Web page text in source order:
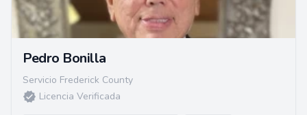
Pedro Bonilla
Servicio Frederick County
Licencia Verificada